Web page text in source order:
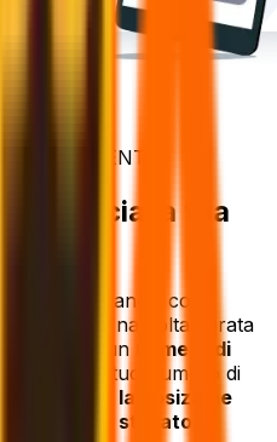
MOMENTO
Traccia la tua
in Francia con
Una volta ritirata
riceverai un
numero di
Usa il tuo numero di
reale la posizione
di arrivo stimato.